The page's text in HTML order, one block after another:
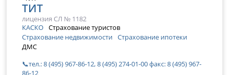
ТИТ
лицензия СЛ № 1182
КАСКО Страхование туристов
Страхование недвижимости Страхование ипотеки
ДМС
📞тел.: 8 (495) 967-86-12, 8 (495) 274-01-00 факс: 8 (495) 967-
86-12